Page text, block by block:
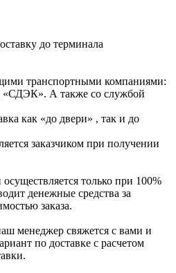
до терминала
транспортными компаниями:
А также со службой
как «до двери» , так и до
заказчиком при получении
только при 100%
денежные средства за
заказа.
менеджер свяжется с вами и
по доставке с расчетом